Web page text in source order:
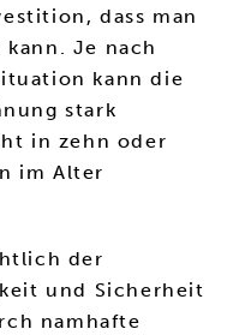
dass man
Je nach
kann die
stark
in zehn oder
im Alter
der
und Sicherheit
namhafte